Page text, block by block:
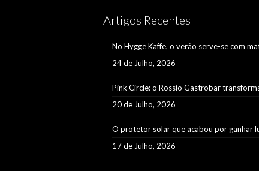
Artigos Recentes
No Hygge Kaffe, o verão serve-se com
24 de Julho, 2026
Pink Circle: o Rossio Gastrobar
20 de Julho, 2026
O protetor solar que acabou por ganhar
17 de Julho, 2026